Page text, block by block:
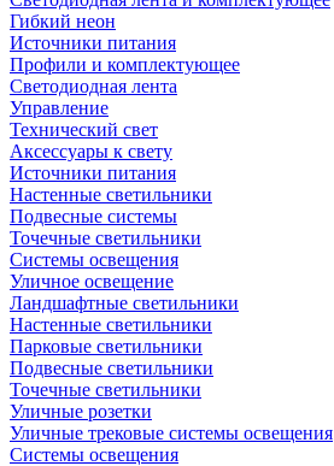
Гибкий неон
Источники питания
Профили и комплектующее
Светодиодная лента
Управление
Технический свет
Аксессуары к свету
Источники питания
Настенные светильники
Подвесные системы
Точечные светильники
Системы освещения
Уличное освещение
Ландшафтные светильники
Настенные светильники
Парковые светильники
Подвесные светильники
Точечные светильники
Уличные розетки
Уличные трековые системы освещения
Системы освещения